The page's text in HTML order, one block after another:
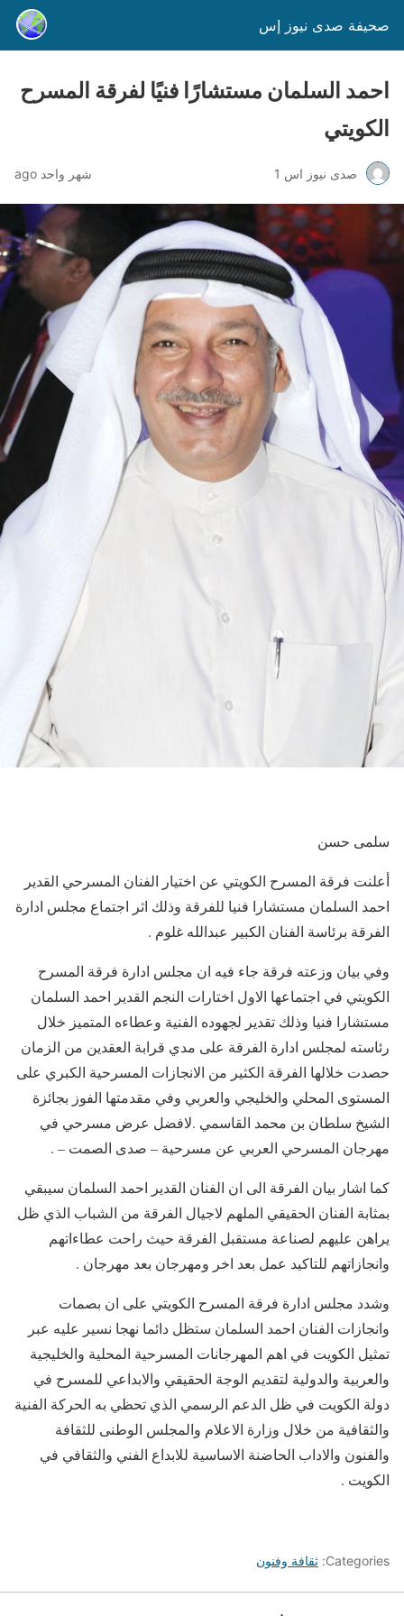
صحيفة صدى نيوز إس
احمد السلمان مستشارًا فنيًا لفرقة المسرح
الكويتي
صدى نيوز اس 1 شهر واحد ago
سلمى حسن
أعلنت فرقة المسرح الكويتي عن اختيار الفنان المسرحي القدير
احمد السلمان مستشارا فنيا للفرقة وذلك اثر اجتماع مجلس ادارة
الفرقة برئاسة الفنان الكبير عبدالله غلوم .
وفي بيان وزعته فرقة جاء فيه ان مجلس ادارة فرقة المسرح
الكويتي في اجتماعها الاول اختارات النجم القدير احمد السلمان
مستشارا فنيا وذلك تقدير لجهوده الفنية وعطاءه المتميز خلال
رئاسته لمجلس ادارة الفرقة على مدي قرابة العقدين من الزمان
حصدت خلالها الفرقة الكثير من الانجازات المسرحية الكبري على
المستوى المحلي والخليجي والعربي وفي مقدمتها الفوز بجائزة
الشيخ سلطان بن محمد القاسمي .لافضل عرض مسرحي في
مهرجان المسرحي العربي عن مسرحية – صدى الصمت – .
كما اشار بيان الفرقة الى ان الفنان القدير احمد السلمان سيبقي
بمثابة الفنان الحقيقي الملهم لاجيال الفرقة من الشباب الذي ظل
يراهن عليهم لصناعة مستقبل الفرقة حيث راحت عطاءاتهم
وانجازاتهم للتاكيد عمل بعد اخر ومهرجان بعد مهرجان .
وشدد مجلس ادارة فرقة المسرح الكويتي على ان بصمات
وانجازات الفنان احمد السلمان ستظل دائما نهجا نسير عليه عبر
تمثيل الكويت في اهم المهرجانات المسرحية المحلية والخليجية
والعربية والدولية لتقديم الوجة الحقيقي والابداعي للمسرح في
دولة الكويت في ظل الدعم الرسمي الذي تحظي به الحركة الفنية
والثقافية من خلال وزارة الاعلام والمجلس الوطنى للثقافة
والفنون والاداب الحاضنة الاساسية للابداع الفني والثقافي في
الكويت .
Categories: ثقافة وفنون